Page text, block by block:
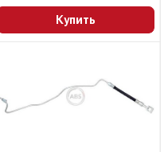
Купить